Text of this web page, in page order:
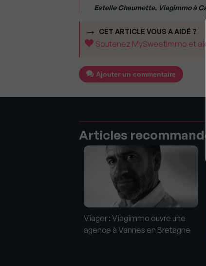
Estelle Chaumette, Viagimmo à
CET ARTICLE VOUS A AIDÉ ?
Soutenez MySweetImmo et
Ajouter un commentaire
Articles
Viager : Viagimmo ouvre une
agence à Vannes en Bretagne